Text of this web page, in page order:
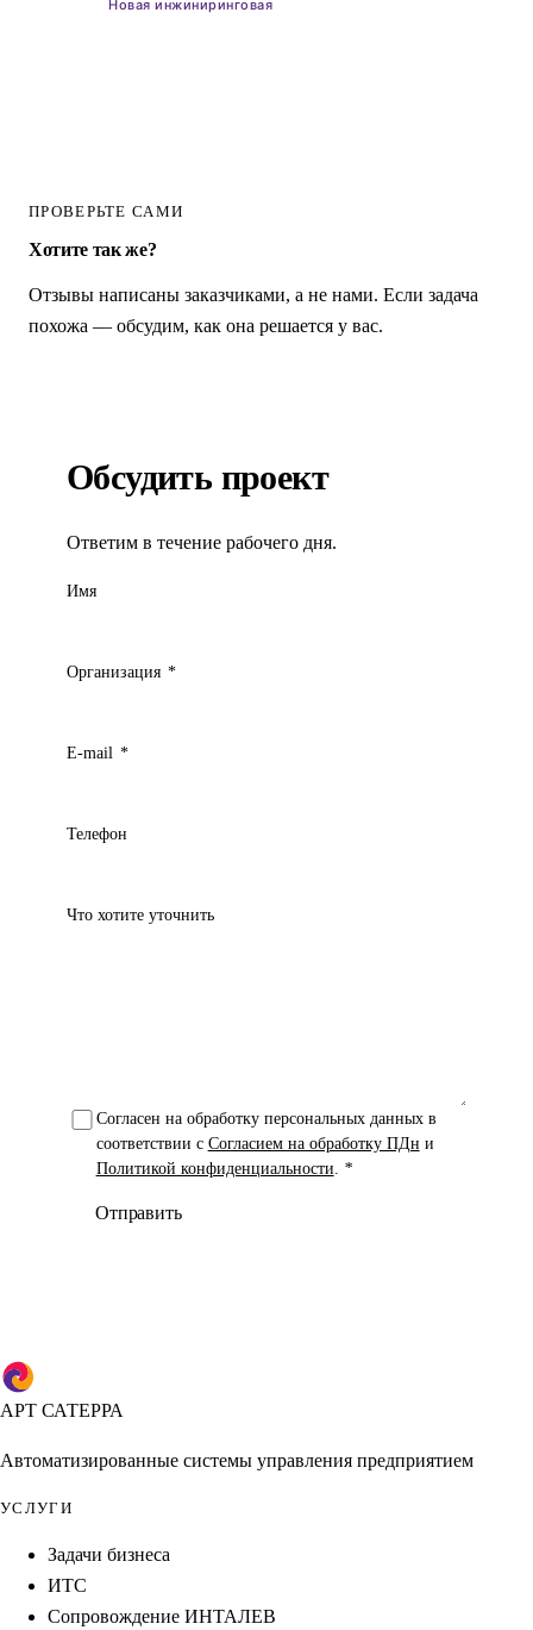
ПРОВЕРЬТЕ САМИ
Хотите так же?
Отзывы написаны заказчиками, а не нами. Если задача
похожа — обсудим, как она решается у вас.
Обсудить проект
Ответим в течение рабочего дня.
Имя
Организация *
E-mail *
Телефон
Что хотите уточнить
Согласен на обработку персональных данных в
соответствии с Согласием на обработку ПДн и
Политикой конфиденциальности. *
Отправить
АРТ САТЕРРА
Автоматизированные системы управления предприятием
УСЛУГИ
Задачи бизнеса
ИТС
Сопровождение ИНТАЛЕВ